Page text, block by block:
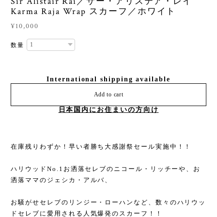
Karma Raja Wrap スカーフ／ホワイト
¥10,000
数量
International shipping available
Add to cart
日本国内にお住まいの方向け
在庫残りわずか！早い者勝ち大感謝祭セール実施中！！
ハリウッドNo.1お洒落セレブのニコール・リッチーや、お
洒落ママのジェシカ・アルバ、
お騒がせセレブのリンジー・ローハンなど、数々のハリウッ
ドセレブに愛用される人気爆発のスカーフ！！